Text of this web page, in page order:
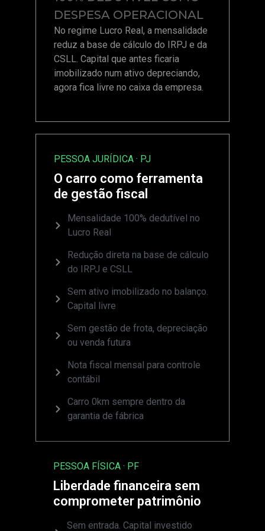
DESPESA OPERACIONAL
No regime Lucro Real, a mensalidade
reduz a base de cálculo do IRPJ e da
CSLL. Capital que antes ficaria
imobilizado num ativo depreciando,
agora fica livre no caixa da empresa.
PESSOA JURÍDICA · PJ
O carro como ferramenta
de gestão fiscal
Mensalidade 100% dedutível no
Lucro Real
Redução direta na base de cálculo
do IRPJ e CSLL
Sem ativo imobilizado no balanço.
Capital livre
Sem gestão de frota, depreciação
ou venda futura
Nota fiscal mensal para controle
contábil
Carro 0km sempre dentro da
garantia de fábrica
PESSOA FÍSICA · PF
Liberdade financeira sem
comprometer patrimônio
Sem entrada. Capital investido